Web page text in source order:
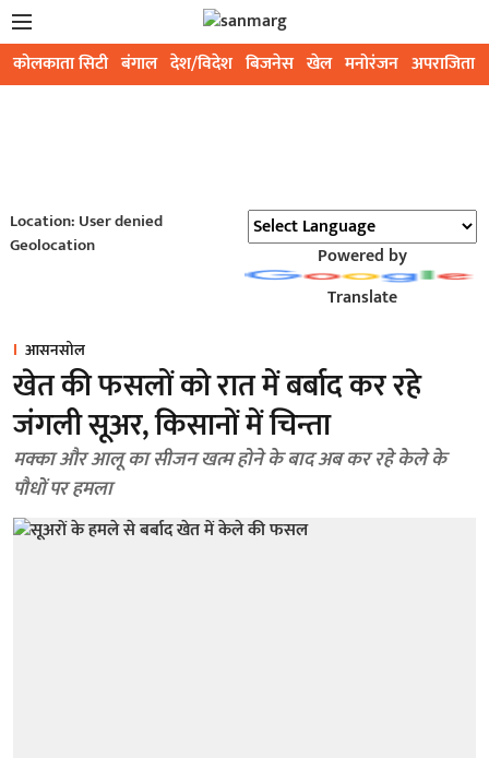
कोलकाता सिटी बंगाल देश/विदेश बिजनेस खेल मनोरंजन अपराजिता
Location: User denied
Geolocation
Powered by
Translate
आसनसोल
खेत की फसलों को रात में बर्बाद कर रहे
जंगली सूअर, किसानों में चिन्ता
मक्का और आलू का सीजन खत्म होने के बाद अब कर रहे केले के
पौधों पर हमला